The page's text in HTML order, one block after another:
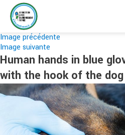
Image précédente
Image suivante
Human hands in blue
with the hook of the dog